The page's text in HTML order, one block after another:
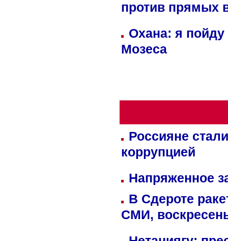
против прямых
Охана: я пойду
Мозеса
Россияне
коррупцией
Напряженное
В Сдероте
СМИ,